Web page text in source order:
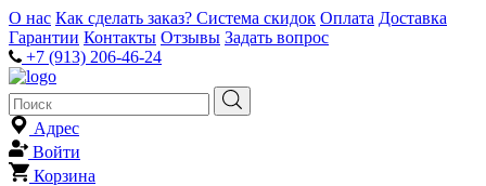
О нас Как сделать заказ? Система скидок Оплата Доставка
Гарантии Контакты Отзывы Задать вопрос
+7 (913) 206-46-24
Адрес
Войти
Корзина